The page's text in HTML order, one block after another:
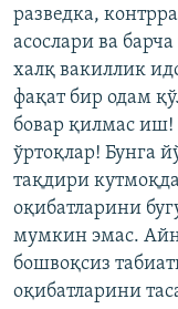
разведка,
асослари ва
халқ вакиллик
фақат бир одам
бовар қилмас иш!
ўртоқлар! Бунга
тақдири
оқибатларини
мумкин эмас.
бошвоқсиз
оқибатларини